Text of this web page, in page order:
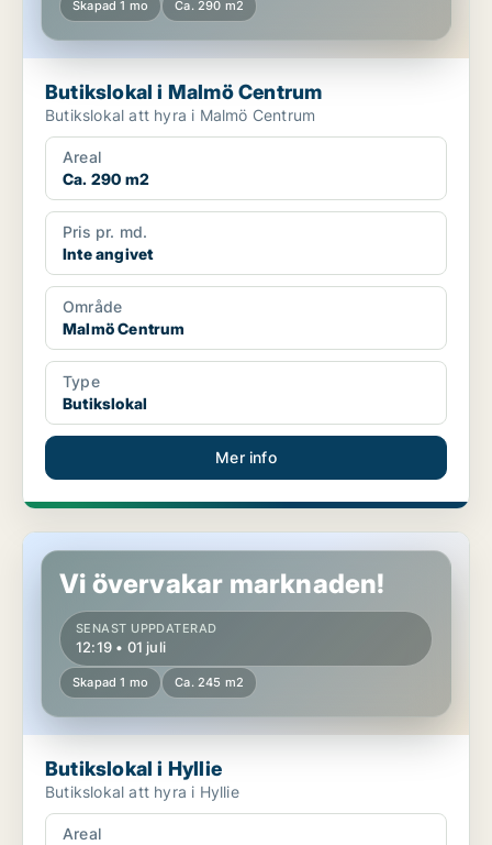
Skapad 1 mo Ca. 290 m2
Butikslokal i Malmö Centrum
Butikslokal att hyra i Malmö Centrum
Areal
Ca. 290 m2
Pris pr. md.
Inte angivet
Område
Malmö Centrum
Type
Butikslokal
Mer info
Butikslokal i Hyllie
Vi övervakar marknaden!
SENAST UPPDATERAD
12:19 • 01 juli
Skapad 1 mo Ca. 245 m2
Butikslokal i Hyllie
Butikslokal att hyra i Hyllie
Areal